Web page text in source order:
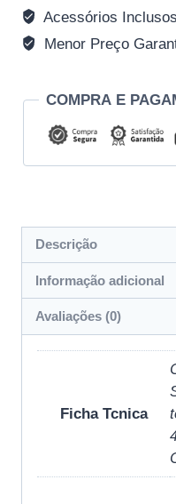
Acessórios Inclusos
Menor Preço
COMPRA E
Descrição
Informação adicional
Avaliações (0)
Ficha Tcnica